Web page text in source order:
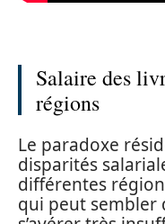
Salaire des
régions
Le paradoxe
disparités
différentes
qui peut sembler